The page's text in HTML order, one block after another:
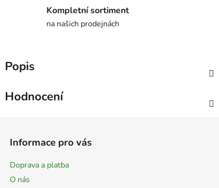
Kompletní sortiment
na našich prodejnách
Popis
Hodnocení
Informace pro vás
Doprava a platba
O nás